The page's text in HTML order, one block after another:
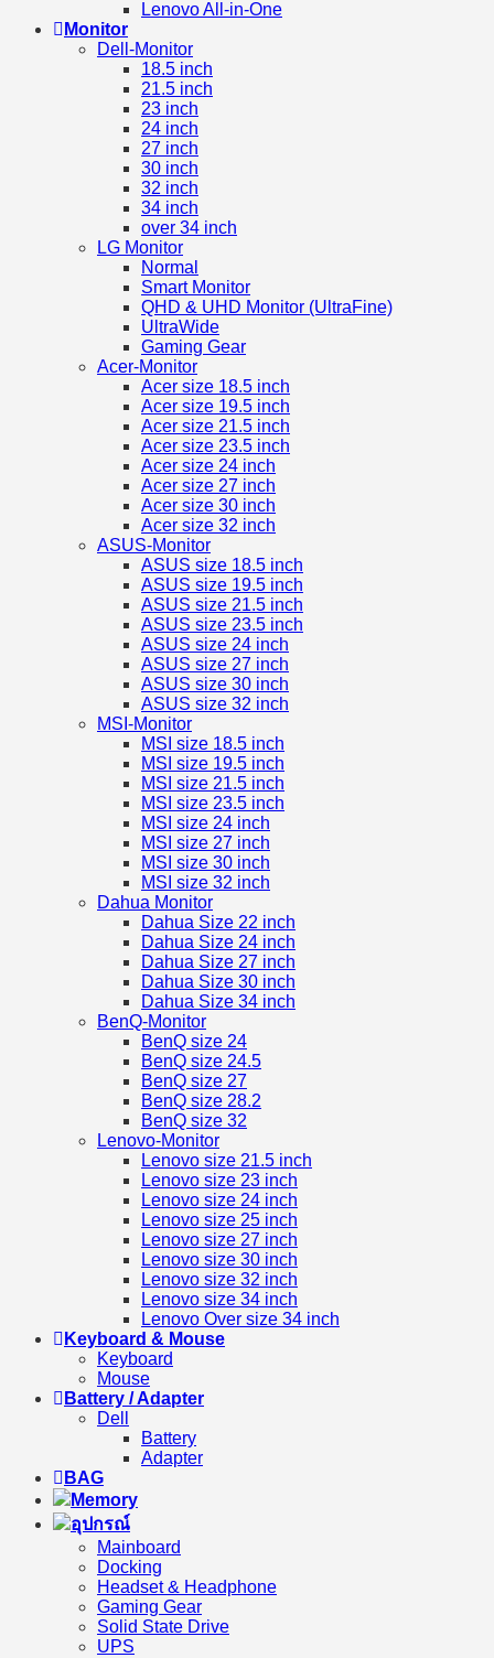
Lenovo All-in-One
Monitor
Dell-Monitor
18.5 inch
21.5 inch
23 inch
24 inch
27 inch
30 inch
32 inch
34 inch
over 34 inch
LG Monitor
Normal
Smart Monitor
QHD & UHD Monitor (UltraFine)
UltraWide
Gaming Gear
Acer-Monitor
Acer size 18.5 inch
Acer size 19.5 inch
Acer size 21.5 inch
Acer size 23.5 inch
Acer size 24 inch
Acer size 27 inch
Acer size 30 inch
Acer size 32 inch
ASUS-Monitor
ASUS size 18.5 inch
ASUS size 19.5 inch
ASUS size 21.5 inch
ASUS size 23.5 inch
ASUS size 24 inch
ASUS size 27 inch
ASUS size 30 inch
ASUS size 32 inch
MSI-Monitor
MSI size 18.5 inch
MSI size 19.5 inch
MSI size 21.5 inch
MSI size 23.5 inch
MSI size 24 inch
MSI size 27 inch
MSI size 30 inch
MSI size 32 inch
Dahua Monitor
Dahua Size 22 inch
Dahua Size 24 inch
Dahua Size 27 inch
Dahua Size 30 inch
Dahua Size 34 inch
BenQ-Monitor
BenQ size 24
BenQ size 24.5
BenQ size 27
BenQ size 28.2
BenQ size 32
Lenovo-Monitor
Lenovo size 21.5 inch
Lenovo size 23 inch
Lenovo size 24 inch
Lenovo size 25 inch
Lenovo size 27 inch
Lenovo size 30 inch
Lenovo size 32 inch
Lenovo size 34 inch
Lenovo Over size 34 inch
Keyboard & Mouse
Keyboard
Mouse
Battery / Adapter
Dell
Battery
Adapter
BAG
Memory
อุปกรณ์
Mainboard
Docking
Headset & Headphone
Gaming Gear
Solid State Drive
UPS